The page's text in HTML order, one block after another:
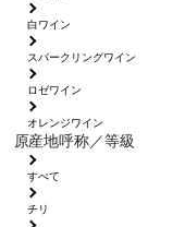
白ワイン
スパークリングワイン
ロゼワイン
オレンジワイン
原産地呼称／等級
すべて
チリ